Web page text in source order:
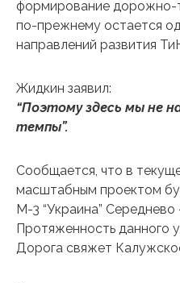
формирование дорожно-
по-прежнему остается
направлений развития
Жидкин заявил:
“Поэтому здесь мы не
темпы”.
Сообщается, что в
масштабным проектом
М-3 “Украина”
Протяженность данного
Дорога свяжет